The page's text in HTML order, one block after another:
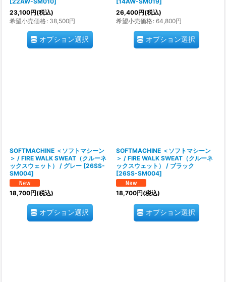
23,100円(税込)
希望小売価格: 38,500円
オプション選択
26,400円(税込)
希望小売価格: 64,800円
オプション選択
SOFTMACHINE ＜ソフトマシーン
＞ / FIRE WALK SWEAT（クルーネ
ックスウェット） / グレー [26SS-
SM004]
18,700円(税込)
オプション選択
SOFTMACHINE ＜ソフトマシーン
＞ / FIRE WALK SWEAT（クルーネ
ックスウェット） / ブラック
[26SS-SM004]
18,700円(税込)
オプション選択